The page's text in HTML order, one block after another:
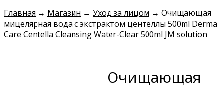
Главная → Магазин → Уход за лицом → Очищающая
мицелярная вода с экстрактом центеллы 500ml Derma
Care Centella Cleansing Water-Clear 500ml JM solution
Очищающая